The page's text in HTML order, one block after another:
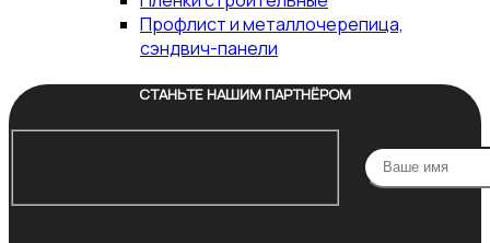
Профлист и металлочерепица,
сэндвич-панели
СТАНЬТЕ НАШИМ ПАРТНЁРОМ